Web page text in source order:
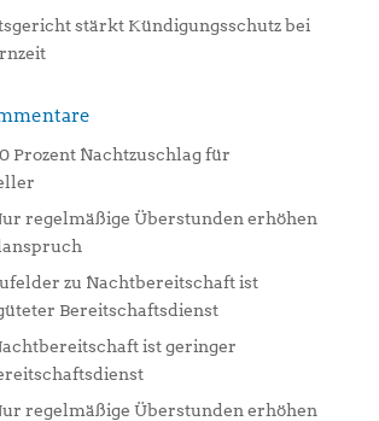
stärkt Kündigungsschutz bei
Prozent Nachtzuschlag für
regelmäßige Überstunden erhöhen
zu Nachtbereitschaft ist
Bereitschaftsdienst
ist geringer
regelmäßige Überstunden erhöhen